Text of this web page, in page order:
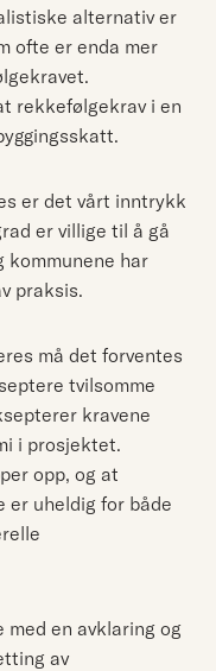
alternativ er
ofte er enda mer
rekkefølgekrav i en
er det vårt inntrykk
er villige til å gå
kommunene har
praksis.
må det forventes
tvilsomme
kravene
i prosjektet.
opp, og at
er uheldig for både
en avklaring og
av